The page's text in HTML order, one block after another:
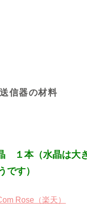
信器の材料
１本（水晶は大
です）
Rose（楽天）